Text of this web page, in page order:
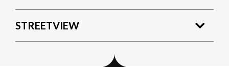
STREETVIEW